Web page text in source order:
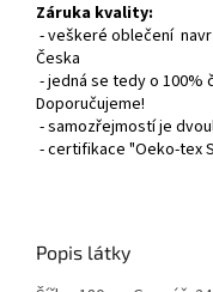
Záruka kvality:
- veškeré oblečení
Česka
- jedná se tedy o
Doporučujeme!
- samozřejmostí je
- certifikace "Oeko-tex
Popis látky